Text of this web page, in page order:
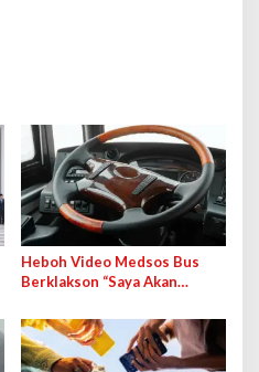
Heboh Video Medsos Bus
Berklakson “Saya Akan
Klarifikasi